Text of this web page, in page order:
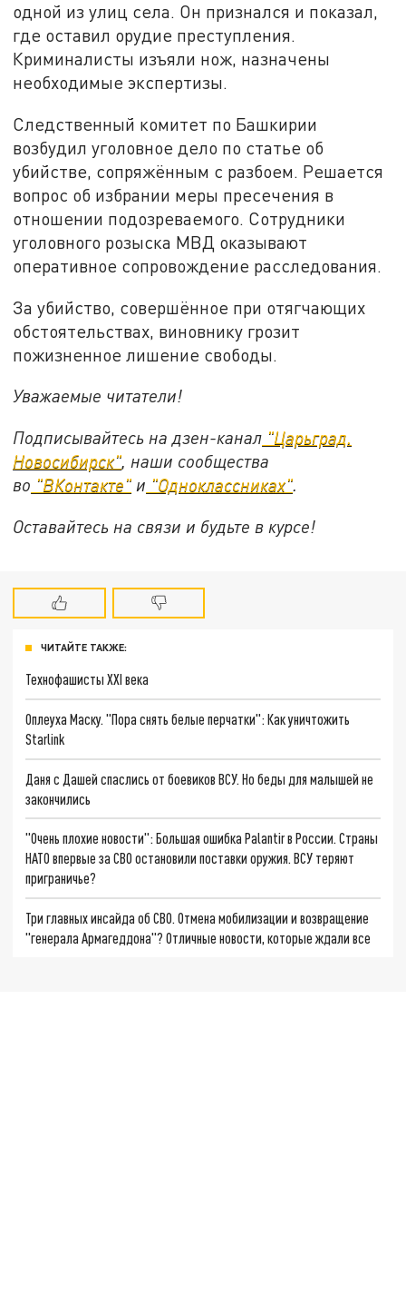
одной из улиц села. Он признался и показал,
где оставил орудие преступления.
Криминалисты изъяли нож, назначены
необходимые экспертизы.
Следственный комитет по Башкирии
возбудил уголовное дело по статье об
убийстве, сопряжённым с разбоем. Решается
вопрос об избрании меры пресечения в
отношении подозреваемого. Сотрудники
уголовного розыска МВД оказывают
оперативное сопровождение расследования.
За убийство, совершённое при отягчающих
обстоятельствах, виновнику грозит
пожизненное лишение свободы.
Уважаемые читатели!
Подписывайтесь на дзен-канал "Царьград.
Новосибирск", наши сообщества
во "ВКонтакте" и "Одноклассниках".
Оставайтесь на связи и будьте в курсе!
ЧИТАЙТЕ ТАКЖЕ:
Технофашисты XXI века
Оплеуха Маску. "Пора снять белые перчатки": Как уничтожить
Starlink
Даня с Дашей спаслись от боевиков ВСУ. Но беды для малышей не
закончились
"Очень плохие новости": Большая ошибка Palantir в России. Страны
НАТО впервые за СВО остановили поставки оружия. ВСУ теряют
приграничье?
Три главных инсайда об СВО. Отмена мобилизации и возвращение
"генерала Армагеддона"? Отличные новости, которые ждали все